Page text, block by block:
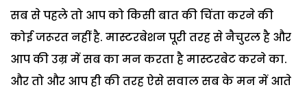
सब से पहले तो आप को किसी बात की चिंता करने की
कोई जरूरत नहीं है. मास्टरबेशन पूरी तरह से नैचुरल है और
आप की उम्र में सब का मन करता है मास्टरबेट करने का.
और तो और आप ही की तरह ऐसे सवाल सब के मन में आते